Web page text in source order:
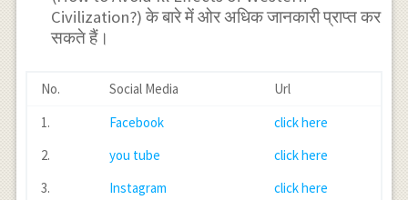
Civilization?) के बारे में ओर अधिक जानकारी प्राप्त कर
सकते हैं।
No. Social Media
Url
1.
Facebook
click here
2.
you tube
click here
3.
Instagram
click here